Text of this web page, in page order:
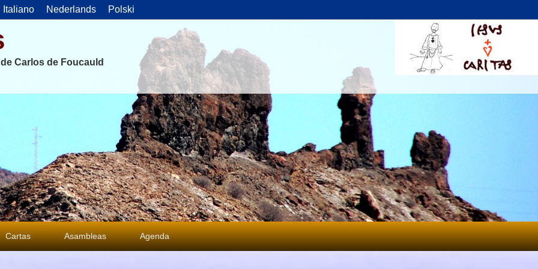
Italiano Nederlands Polski
Carlos de Foucauld
Cartas Asambleas Agenda